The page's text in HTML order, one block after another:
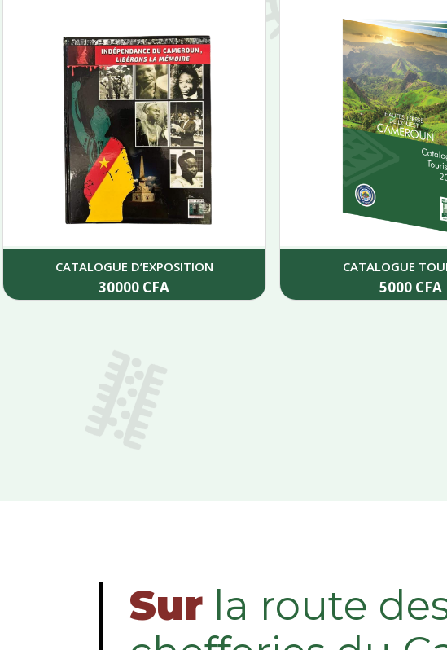
CATALOGUE D’EXPOSITION
30000 CFA
CATALOGUE
5000 CFA
Sur la route